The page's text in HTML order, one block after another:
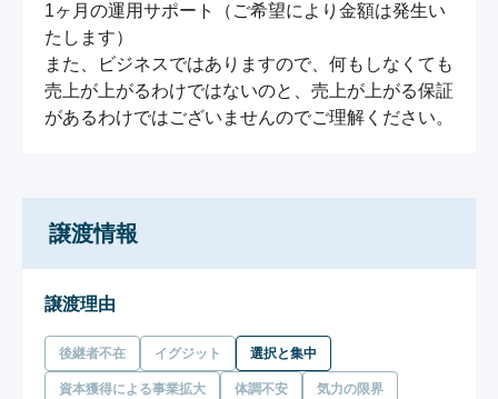
1ヶ月の運用サポート（ご希望により金額は発生い
たします）
また、ビジネスではありますので、何もしなくても
売上が上がるわけではないのと、売上が上がる保証
があるわけではございませんのでご理解ください。
譲渡情報
譲渡理由
後継者不在 イグジット 選択と集中
資本獲得による事業拡大 体調不安 気力の限界